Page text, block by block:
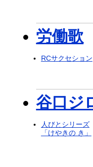
労働歌
RCサクセション
谷口ジ
人びとシリーズ
「けやきの き」